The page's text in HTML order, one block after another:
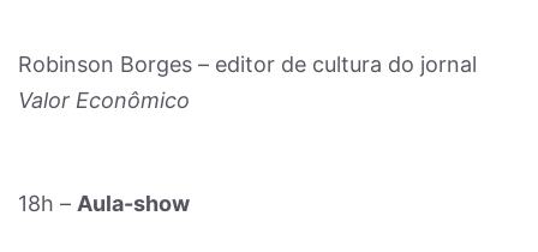
Robinson Borges – editor de cultura do jornal
Valor Econômico
18h – Aula-show